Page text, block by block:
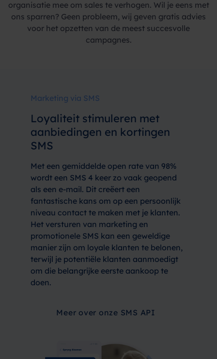
organisatie mee om sales te verhogen. Wil je eens met
ons sparren? Geen probleem, wij geven gratis advies
voor het opzetten van de meest succesvolle
campagnes.
Marketing via SMS
Loyaliteit stimuleren met
aanbiedingen en kortingen
SMS
Met een gemiddelde open rate van 98%
wordt een SMS 4 keer zo vaak geopend
als een e-mail. Dit creëert een
fantastische kans om op een persoonlijk
niveau contact te maken met je klanten.
Het versturen van marketing en
promotionele SMS kan een geweldige
manier zijn om loyale klanten te belonen,
terwijl je potentiële klanten aanmoedigt
om die belangrijke eerste aankoop te
doen.
Meer over onze SMS API